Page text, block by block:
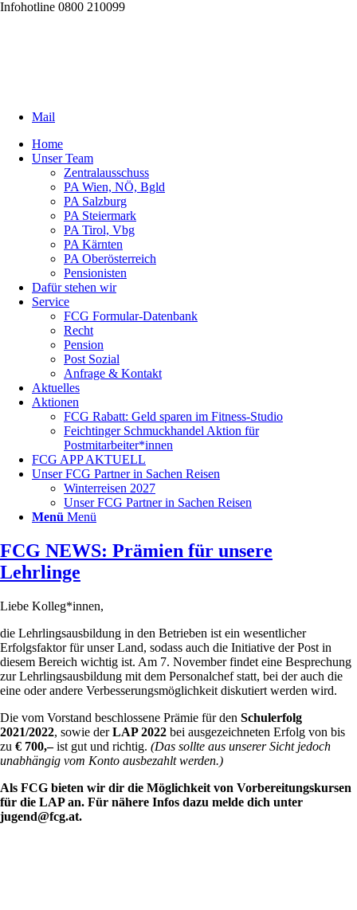
Infohotline 0800 210099
Mail
Home
Unser Team
Zentralausschuss
PA Wien, NÖ, Bgld
PA Salzburg
PA Steiermark
PA Tirol, Vbg
PA Kärnten
PA Oberösterreich
Pensionisten
Dafür stehen wir
Service
FCG Formular-Datenbank
Recht
Pension
Post Sozial
Anfrage & Kontakt
Aktuelles
Aktionen
FCG Rabatt: Geld sparen im Fitness-Studio
Feichtinger Schmuckhandel Aktion für
Postmitarbeiter*innen
FCG APP AKTUELL
Unser FCG Partner in Sachen Reisen
Winterreisen 2027
Unser FCG Partner in Sachen Reisen
Menü Menü
FCG NEWS: Prämien für unsere
Lehrlinge
Liebe Kolleg*innen,
die Lehrlingsausbildung in den Betrieben ist ein wesentlicher
Erfolgsfaktor für unser Land, sodass auch die Initiative der Post in
diesem Bereich wichtig ist. Am 7. November findet eine Besprechung
zur Lehrlingsausbildung mit dem Personalchef statt, bei der auch die
eine oder andere Verbesserungsmöglichkeit diskutiert werden wird.
Die vom Vorstand beschlossene Prämie für den Schulerfolg
2021/2022, sowie derLAP 2022 bei ausgezeichneten Erfolg von bis
zu € 700,–ist gut und richtig. (Das sollte aus unserer Sicht jedoch
unabhängig vom Konto ausbezahlt werden.)
Als FCG bieten wir dir die Möglichkeit von Vorbereitungskursen
für die LAP an. Für nähere Infos dazu melde dich unter
jugend@fcg.at.